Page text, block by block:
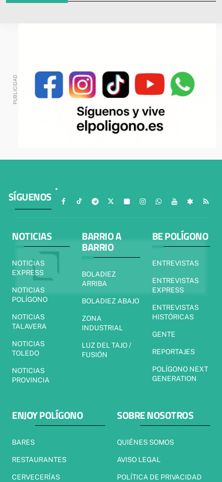
SÍGUENOS
NOTICIAS
NOTICIAS
EXPRESS
NOTICIAS
POLÍGONO
NOTICIAS
TALAVERA
NOTICIAS
TOLEDO
NOTICIAS
PROVINCIA
BARRIO A
BARRIO
BOLADIEZ
ARRIBA
BOLADIEZ ABAJO
ZONA
INDUSTRIAL
LUZ DEL TAJO /
FUSIÓN
BE POLÍGONO
ENTREVISTAS
ENTREVISTAS
EXPRESS
ENTREVISTAS
HISTÓRICAS
GENTE
REPORTAJES
POLÍGONO NEXT
GENERATION
ENJOY POLÍGONO
BARES
RESTAURANTES
CERVECERÍAS
SOBRE NOSOTROS
QUIÉNES SOMOS
AVISO LEGAL
POLÍTICA DE PRIVACIDAD